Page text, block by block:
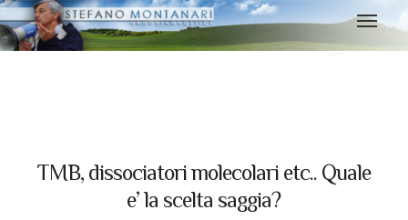
TMB, dissociatori molecolari etc.. Quale
e’ la scelta saggia?